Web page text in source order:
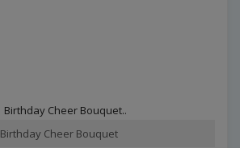
Birthday Cheer Bouquet